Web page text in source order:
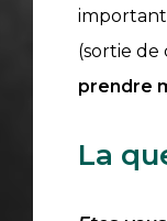
important
(sortie de
prendre
La